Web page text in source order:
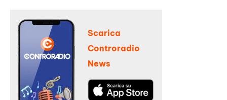
Scarica
Controradio
News